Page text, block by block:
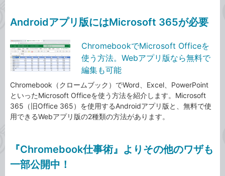
Androidアプリ版にはMicrosoft 365が必要
ChromebookでMicrosoft Officeを
使う方法。Webアプリ版なら無料で
編集も可能
Chromebook（クロームブック）でWord、Excel、PowerPoint
といったMicrosoft Officeを使う方法を紹介します。Microsoft
365（旧Office 365）を使用するAndroidアプリ版と、無料で使
用できるWebアプリ版の2種類の方法があります。
『Chromebook仕事術』よりその他のワザも
一部公開中！